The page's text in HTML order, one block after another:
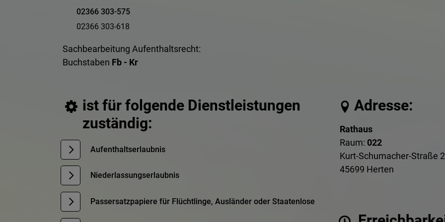
02366 303-575
02366 303-618
Sachbearbeitung Aufenthaltsrecht:
Buchstaben Fb - Kr
ist für folgende Dienstleistungen
zuständig:
Aufenthaltserlaubnis
Niederlassungserlaubnis
Passersatzpapiere für Flüchtlinge, Ausländer oder Staatenlose
Adresse:
Rathaus
Raum: 022
Kurt-Schumacher-Straße 2
45699 Herten